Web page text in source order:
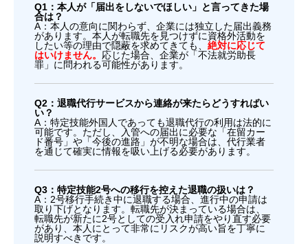
Q1：本人が「届出をしないでほしい」と言ってきた場
合は？
A：本人の意向に関わらず、企業には独立した届出義務
があります。本人が転職先を見つけずに資格外活動を
したい等の理由で隠蔽を求めてきても、 絶対に応じて
はいけません。 応じた場合、企業が「不法就労助長
罪」に問われる可能性があります。
Q2：退職代行サービスから連絡が来たらどうすればい
い？
A：特定技能外国人であっても退職代行の利用は法的に
可能です。ただし、入管への届出に必要な「在留カー
ド番号」や「今後の進路」が不明な場合は、代行業者
を通じて確実に情報を吸い上げる必要があります。
Q3：特定技能2号への移行を控えた退職の扱いは？
A：2号移行手続き中に退職する場合、進行中の申請は
取り下げとなります。転職先が決まっている場合は、
転職先が新たに2号としての受入れ申請をやり直す必要
があり、本人にとって非常にリスクが高い旨を丁寧に
説明すべきです。